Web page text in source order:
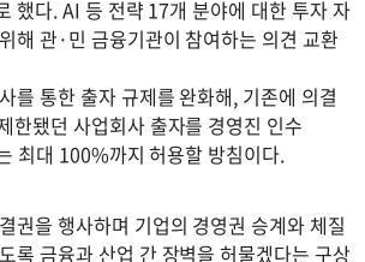
했다. AI 등 전략 17개 분야에 대한 투자 자
해 관·민 금융기관이 참여하는 의견 교환
를 통한 출자 규제를 완화해, 기존에 의결
한됐던 사업회사 출자를 경영진 인수
최대 100%까지 허용할 방침이다.
권을 행사하며 기업의 경영권 승계와 체질
록 금융과 산업 간 장벽을 허물겠다는 구상